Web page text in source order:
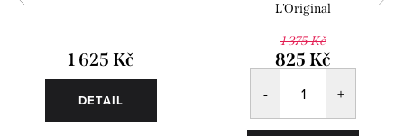
1 625 Kč
DETAIL
L'Original
1 375 Kč
825 Kč